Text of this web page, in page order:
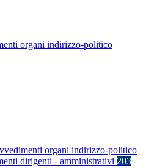
organi indirizzo-politico
organi indirizzo-politico
dirigenti - amministrativi 203